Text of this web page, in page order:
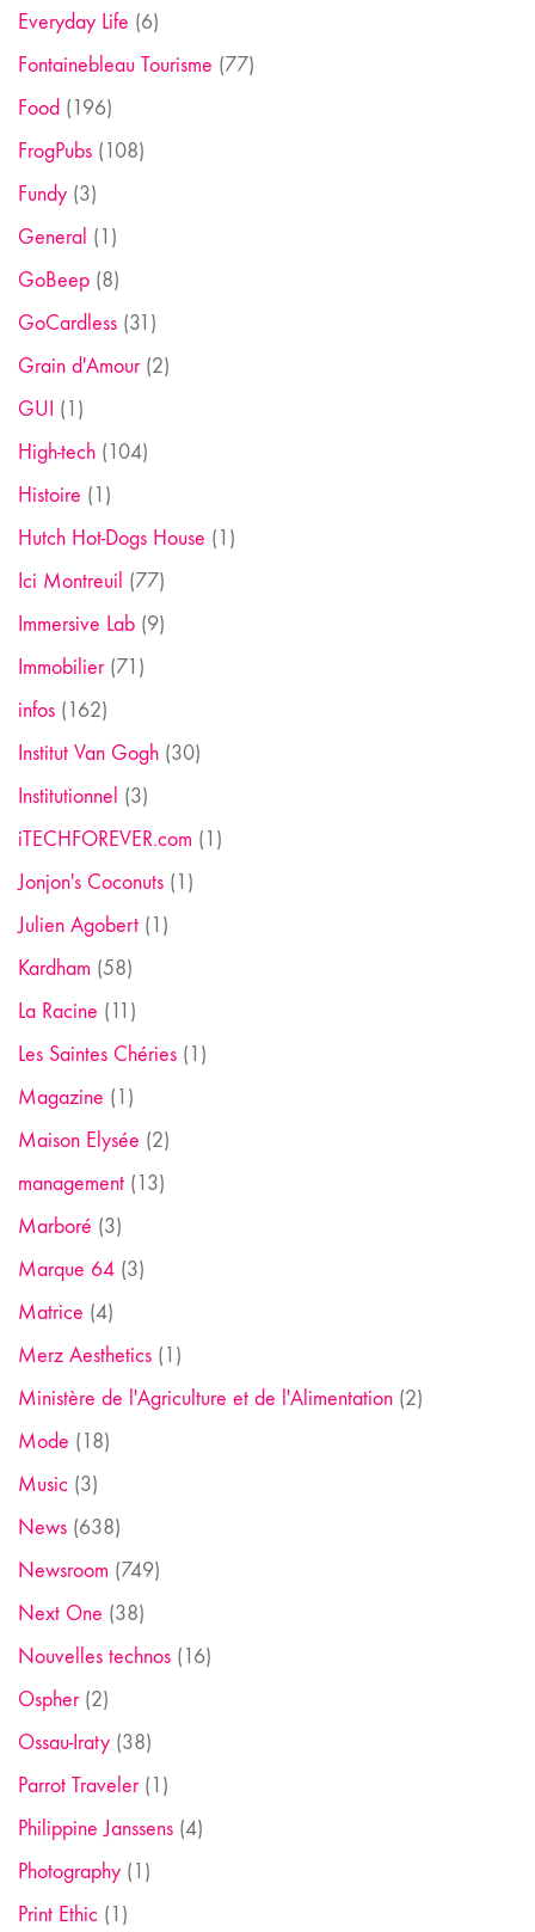
Everyday Life (6)
Fontainebleau Tourisme (77)
Food (196)
FrogPubs (108)
Fundy (3)
General (1)
GoBeep (8)
GoCardless (31)
Grain d'Amour(2)
GUI (1)
High-tech (104)
Histoire (1)
Hutch Hot-Dogs House (1)
Ici Montreuil (77)
Immersive Lab (9)
Immobilier(71)
infos (162)
Institut Van Gogh (30)
Institutionnel (3)
iTECHFOREVER.com (1)
Jonjon's Coconuts (1)
Julien Agobert (1)
Kardham (58)
La Racine (11)
Les Saintes Chéries (1)
Magazine (1)
Maison Elysée (2)
management (13)
Marboré (3)
Marque 64 (3)
Matrice (4)
Merz Aesthetics (1)
Ministère de l'Agriculture et de l'Alimentation (2)
Mode (18)
Music (3)
News (638)
Newsroom (749)
Next One (38)
Nouvelles technos (16)
Ospher(2)
Ossau-Iraty (38)
Parrot Traveler(1)
Philippine Janssens (4)
Photography (1)
Print Ethic (1)